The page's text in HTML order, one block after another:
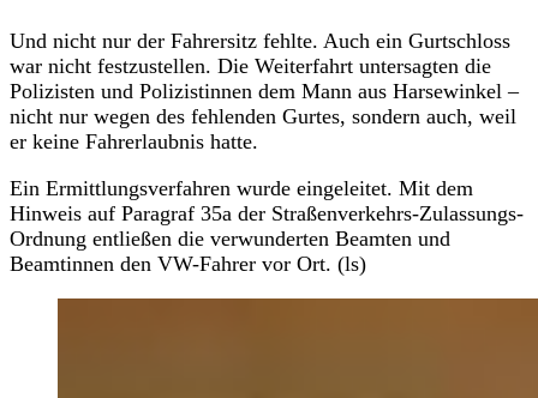
Und nicht nur der Fahrersitz fehlte. Auch ein Gurtschloss
war nicht festzustellen. Die Weiterfahrt untersagten die
Polizisten und Polizistinnen dem Mann aus Harsewinkel –
nicht nur wegen des fehlenden Gurtes, sondern auch, weil
er keine Fahrerlaubnis hatte.
Ein Ermittlungsverfahren wurde eingeleitet. Mit dem
Hinweis auf Paragraf 35a der Straßenverkehrs-Zulassungs-
Ordnung entließen die verwunderten Beamten und
Beamtinnen den VW-Fahrer vor Ort. (ls)